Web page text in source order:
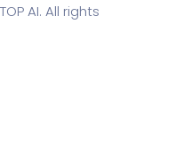
AI. All rights